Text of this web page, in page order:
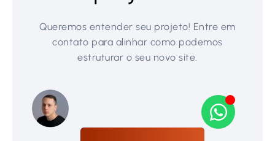
Queremos entender seu projeto! Entre em
contato para alinhar como podemos
estruturar o seu novo site.